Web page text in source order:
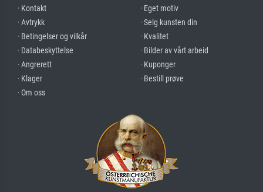
· Kontakt
· Avtrykk
· Betingelser og vilkår
· Databeskyttelse
· Angrerett
· Klager
· Om oss
· Eget motiv
· Selg kunsten din
· Kvalitet
· Bilder av vårt arbeid
· Kuponger
· Bestill prøve